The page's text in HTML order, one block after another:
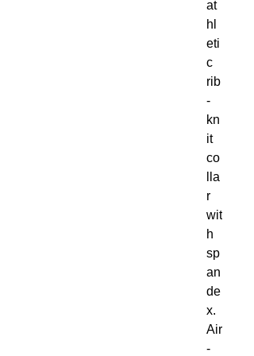
at
hl
eti
c
rib
-
kn
it
co
lla
r
wit
h
sp
an
de
x.
Air
-